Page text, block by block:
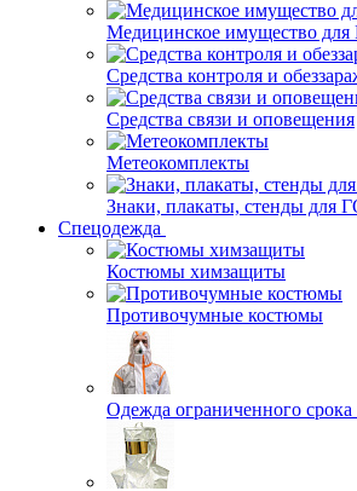
Медицинское имущество
Средства контроля и
Средства связи и оповещения
Метеокомплекты
Знаки, плакаты, стенды для
Спецодежда
Костюмы химзащиты
Противочумные костюмы
Одежда ограниченного срока